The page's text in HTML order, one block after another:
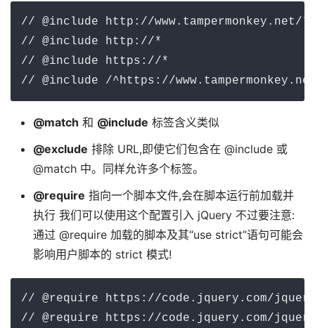
// @include http://www.tampermonkey.net/*
// @include http://*
// @include https://*
// @include /^https://
@match 和 @include 标签含义类似
@exclude 排除 URL,即使它们包含在 @include 或
@match 中。同样允许多个标签。
@require 指向一个脚本文件,会在脚本运行前加载并
执行 我们可以使用这个配置引入 jQuery 不过要注意:
通过 @require 加载的脚本及其“use strict”语句可能会
影响用户脚本的 strict 模式!
// @require https://code.jquery.com/
// @require https://code.jquery.com/